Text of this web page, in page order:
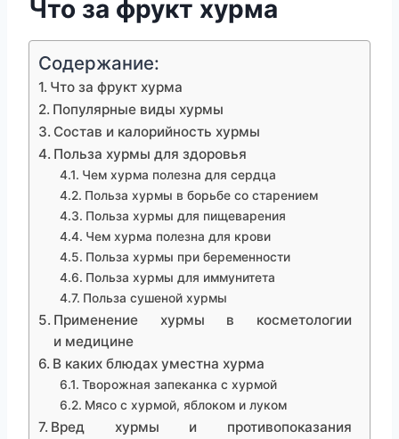
Что за фрукт хурма
Содержание:
Что за фрукт хурма
Популярные виды хурмы
Состав и калорийность хурмы
Польза хурмы для здоровья
Чем хурма полезна для сердца
Польза хурмы в борьбе со старением
Польза хурмы для пищеварения
Чем хурма полезна для крови
Польза хурмы при беременности
Польза хурмы для иммунитета
Польза сушеной хурмы
Применение хурмы в косметологии
и медицине
В каких блюдах уместна хурма
Творожная запеканка с хурмой
Мясо с хурмой, яблоком и луком
Вред хурмы и противопоказания